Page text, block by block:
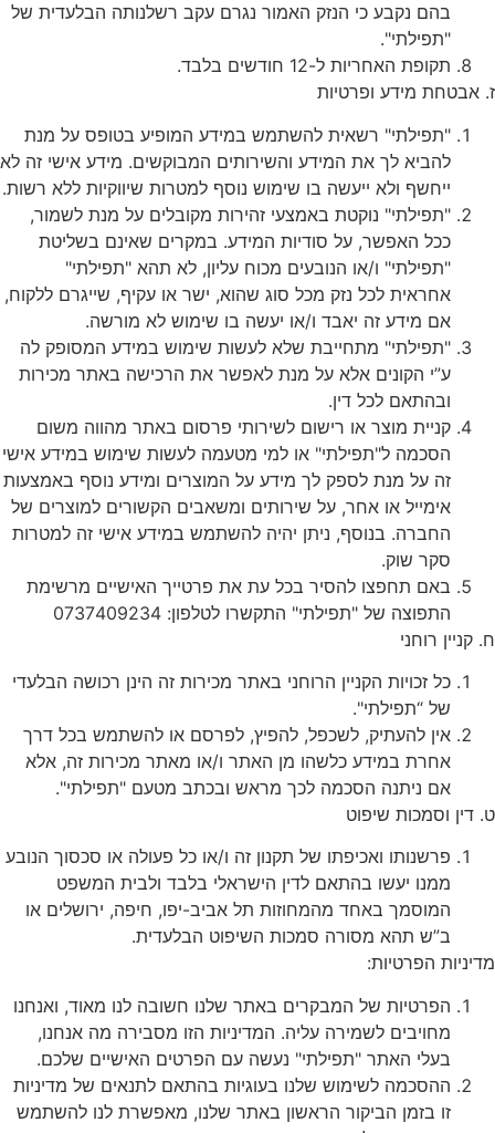
בהם נקבע כי הנזק האמור נגרם עקב רשלנותה הבלעדית של
"תפילתי".
תקופת האחריות ל-12 חודשים בלבד.
ז. אבטחת מידע ופרטיות
"תפילתי" רשאית להשתמש במידע המופיע בטופס על מנת
להביא לך את המידע והשירותים המבוקשים. מידע אישי זה לא
ייחשף ולא ייעשה בו שימוש נוסף למטרות שיווקיות ללא רשות.
"תפילתי" נוקטת באמצעי זהירות מקובלים על מנת לשמור,
ככל האפשר, על סודיות המידע. במקרים שאינם בשליטת
"תפילתי" ו/או הנובעים מכוח עליון, לא תהא "תפילתי"
אחראית לכל נזק מכל סוג שהוא, ישר או עקיף, שייגרם ללקוח,
אם מידע זה יאבד ו/או יעשה בו שימוש לא מורשה.
"תפילתי" מתחייבת שלא לעשות שימוש במידע המסופק לה
ע”י הקונים אלא על מנת לאפשר את הרכישה באתר מכירות
ובהתאם לכל דין.
קניית מוצר או רישום לשירותי פרסום באתר מהווה משום
הסכמה ל"תפילתי" או למי מטעמה לעשות שימוש במידע אישי
זה על מנת לספק לך מידע על המוצרים ומידע נוסף באמצעות
אימייל או אחר, על שירותים ומשאבים הקשורים למוצרים של
החברה. בנוסף, ניתן יהיה להשתמש במידע אישי זה למטרות
סקר שוק.
באם תחפצו להסיר בכל עת את פרטייך האישיים מרשימת
התפוצה של "תפילתי" התקשרו לטלפון: 0737409234
ח. קניין רוחני
כל זכויות הקניין הרוחני באתר מכירות זה הינן רכושה הבלעדי
של “תפילתי".
אין להעתיק, לשכפל, להפיץ, לפרסם או להשתמש בכל דרך
אחרת במידע כלשהו מן האתר ו/או מאתר מכירות זה, אלא
אם ניתנה הסכמה לכך מראש ובכתב מטעם "תפילתי".
ט. דין וסמכות שיפוט
פרשנותו ואכיפתו של תקנון זה ו/או כל פעולה או סכסוך הנובע
ממנו יעשו בהתאם לדין הישראלי בלבד ולבית המשפט
המוסמך באחד מהמחוזות תל אביב-יפו, חיפה, ירושלים או
ב”ש תהא מסורה סמכות השיפוט הבלעדית.
מדיניות הפרטיות:
הפרטיות של המבקרים באתר שלנו חשובה לנו מאוד, ואנחנו
מחויבים לשמירה עליה. המדיניות הזו מסבירה מה אנחנו,
בעלי האתר "תפילתי" נעשה עם הפרטים האישיים שלכם.
ההסכמה לשימוש שלנו בעוגיות בהתאם לתנאים של מדיניות
זו בזמן הביקור הראשון באתר שלנו, מאפשרת לנו להשתמש